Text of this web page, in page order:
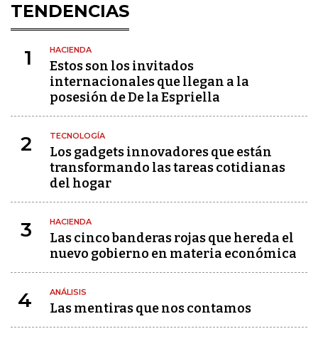
TENDENCIAS
1 HACIENDA
Estos son los invitados
internacionales que llegan a la
posesión de De la Espriella
2 TECNOLOGÍA
Los gadgets innovadores que están
transformando las tareas cotidianas
del hogar
3 HACIENDA
Las cinco banderas rojas que hereda el
nuevo gobierno en materia económica
4 ANÁLISIS
Las mentiras que nos contamos